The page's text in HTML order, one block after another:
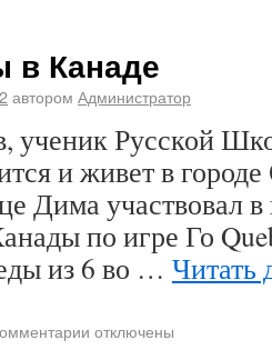
в Канаде
автором Администратор
Русской
и живет в
Дима участвовал в
по игре Го
из 6 во … Читать
отключены